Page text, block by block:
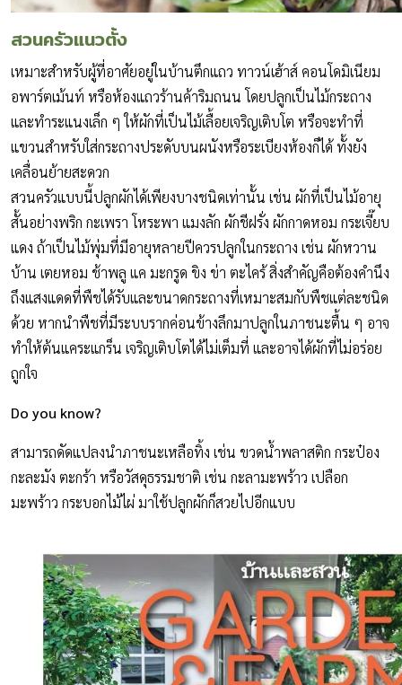
สวนครัวแนวตั้ง
เหมาะสำหรับผู้ที่อาศัยอยู่ในบ้านตึกแถว ทาวน์เฮ้าส์ คอนโดมิเนียม
อพาร์ตเม้นท์ หรือห้องแถวร้านค้าริมถนน โดยปลูกเป็นไม้กระถาง
และทำระแนงเล็ก ๆ ให้ผักที่เป็นไม้เลื้อยเจริญเติบโต หรือจะทำที่
แขวนสำหรับใส่กระถางประดับบนผนังหรือระเบียงห้องก็ได้ ทั้งยัง
เคลื่อนย้ายสะดวก
สวนครัวแบบนี้ปลูกผักได้เพียงบางชนิดเท่านั้น เช่น ผักที่เป็นไม้อายุ
สั้นอย่างพริก กะเพรา โหระพา แมงลัก ผักชีฝรั่ง ผักกาดหอม กระเจี๊ยบ
แดง ถ้าเป็นไม้พุ่มที่มีอายุหลายปีควรปลูกในกระถาง เช่น ผักหวาน
บ้าน เตยหอม ช้าพลู แค มะกรูด ขิง ข่า ตะไคร้ สิ่งสำคัญคือต้องคำนึง
ถึงแสงแดดที่พืชได้รับและขนาดกระถางที่เหมาะสมกับพืชแต่ละชนิด
ด้วย หากนำพืชที่มีระบบรากค่อนข้างลึกมาปลูกในภาชนะตื้น ๆ อาจ
ทำให้ต้นแคระแกร็น เจริญเติบโตได้ไม่เต็มที่ และอาจได้ผักที่ไม่อร่อย
ถูกใจ
Do you know?
สามารถดัดแปลงนำภาชนะเหลือทิ้ง เช่น ขวดน้ำพลาสติก กระป๋อง
กะละมัง ตะกร้า หรือวัสดุธรรมชาติ เช่น กะลามะพร้าว เปลือก
มะพร้าว กระบอกไม้ไผ่ มาใช้ปลูกผักก็สวยไปอีกแบบ